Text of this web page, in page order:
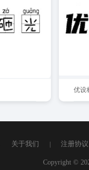
优设
关于我们 | 注册协议
Copyright ©